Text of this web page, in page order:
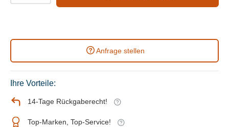
Anfrage stellen
Ihre Vorteile:
14-Tage Rückgaberecht!
Top-Marken, Top-Service!